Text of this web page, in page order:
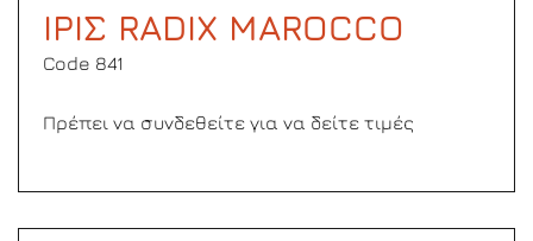
ΙΡΙΣ RADIX MAROCCO
Code 841
Πρέπει να συνδεθείτε για να δείτε τιμές